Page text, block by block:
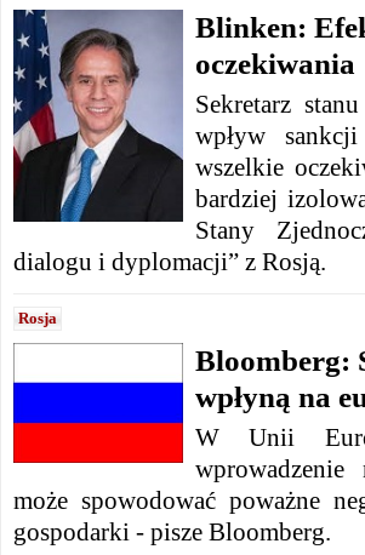
Blinken:
oczekiwania
Sekretarz
wpływ
wszelkie
bardziej
Stany
dialogu i dyplomacji” z Rosją.
Rosja
Bloomberg:
wpłyną na
W Unii
może spowodować poważne
gospodarki - pisze Bloomberg.